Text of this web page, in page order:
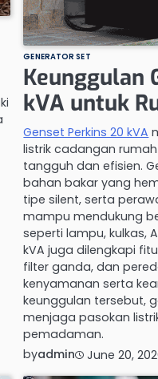
GENERATOR SET
Keunggulan
kVA untuk
Genset Perkins 20 kVA
listrik cadangan
tangguh dan efisien.
bahan bakar yang
tipe silent, serta
mampu mendukung
seperti lampu, kulkas,
kVA juga dilengkapi
filter ganda, dan
kenyamanan serta
keunggulan tersebut,
menjaga pasokan
pemadaman.
byadmin June 20,